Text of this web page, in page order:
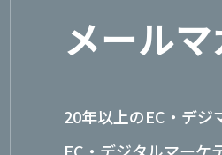
メール
20年以上のEC・デジ
EC・デジタルマーケ